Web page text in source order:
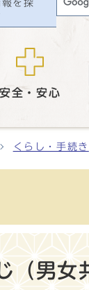
報を探
安全・安心
くらし・手続き
（男女